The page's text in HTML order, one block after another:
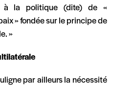
la politique (dite) de «
» fondée sur le principe de
»
par ailleurs la nécessité